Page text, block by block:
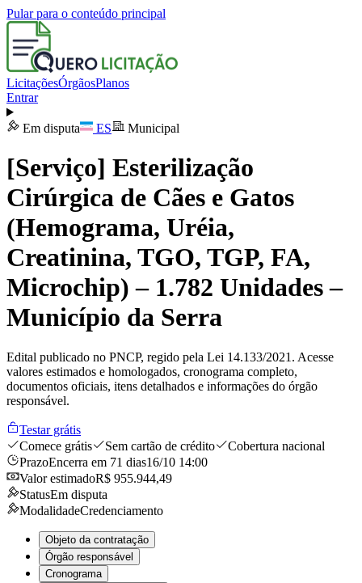
Pular para o conteúdo principal
LicitaçõesÓrgãosPlanos
Entrar
Em disputa ES Municipal
[Serviço] Esterilização
Cirúrgica de Cães e Gatos
(Hemograma, Uréia,
Creatinina, TGO, TGP, FA,
Microchip) – 1.782 Unidades –
Município da Serra
Edital publicado no PNCP, regido pela Lei 14.133/2021. Acesse
valores estimados e homologados, cronograma completo,
documentos oficiais, itens detalhados e informações do órgão
responsável.
Testar grátis
Comece grátis
Sem cartão de crédito
Cobertura nacional
PrazoEncerra em 71 dias16/10 14:00
Valor estimadoR$ 955.944,49
StatusEm disputa
ModalidadeCredenciamento
Objeto da contratação
Órgão responsável
Cronograma